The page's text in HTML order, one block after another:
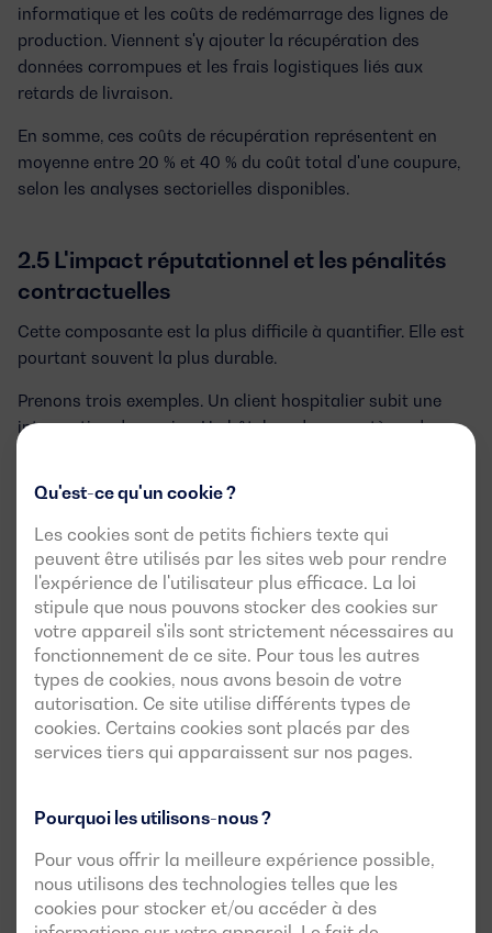
Qu'est-ce qu'un cookie ?
Les cookies sont de petits fichiers texte qui
peuvent être utilisés par les sites web pour rendre
l'expérience de l'utilisateur plus efficace. La loi
stipule que nous pouvons stocker des cookies sur
votre appareil s'ils sont strictement nécessaires au
fonctionnement de ce site. Pour tous les autres
types de cookies, nous avons besoin de votre
autorisation. Ce site utilise différents types de
cookies. Certains cookies sont placés par des
services tiers qui apparaissent sur nos pages.
Pourquoi les utilisons-nous ?
Pour vous offrir la meilleure expérience possible,
nous utilisons des technologies telles que les
cookies pour stocker et/ou accéder à des
informatique et les coûts de redémarrage des lignes de
production. Viennent s'y ajouter la récupération des
données corrompues et les frais logistiques liés aux
retards de livraison.
En somme, ces coûts de récupération représentent en
moyenne entre 20 % et 40 % du coût total d'une coupure,
selon les analyses sectorielles disponibles.
2.5 L'impact réputationnel et les pénalités
contractuelles
Cette composante est la plus difficile à quantifier. Elle est
pourtant souvent la plus durable.
Prenons trois exemples. Un client hospitalier subit une
interruption de service. Un hôtel perd son système de
coût réputationnel dépasse largement la perte
opérationnelle immédiate. Certains contrats B2B incluent
despénalités de disponibilité(SLA -Service Level
Agreement) qui s'activent dès la première heure de
coupure. Ces pénalités peuvent atteindre plusieurs pour
cent du contrat annuel.
3. Les secteurs les plus exposés au
coût coupure électrique entreprise
3.1 L'industrie et la production continue
Les processus industriels continus sont parmi les plus
vulnérables. On y trouve les fours industriels, les lignes
d'extrusion plastique, les cuves de traitement chimique et